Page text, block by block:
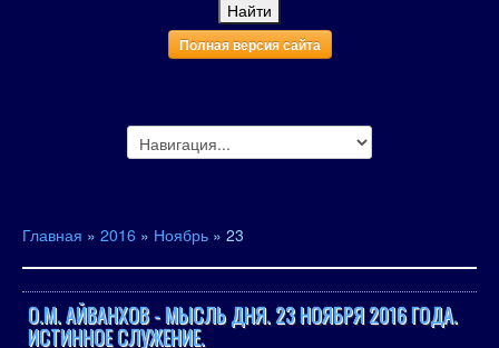
Полная версия сайта
Главная » 2016 » Ноябрь » 23
О.М. АЙВАНХОВ - МЫСЛЬ ДНЯ. 23 НОЯБРЯ 2016 ГОДА.
ИСТИННОЕ СЛУЖЕНИЕ.